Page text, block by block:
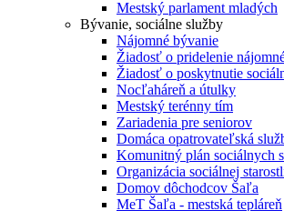
Mestský parlament mladých
Bývanie, sociálne služby
Nájomné bývanie
Žiadosť o pridelenie
Žiadosť o poskytnutie
Nocľaháreň a útulky
Mestský terénny tím
Zariadenia pre seniorov
Domáca opatrovateľská
Komunitný plán sociálnych
Organizácia sociálnej
Domov dôchodcov Šaľa
MeT Šaľa - mestská tepláreň